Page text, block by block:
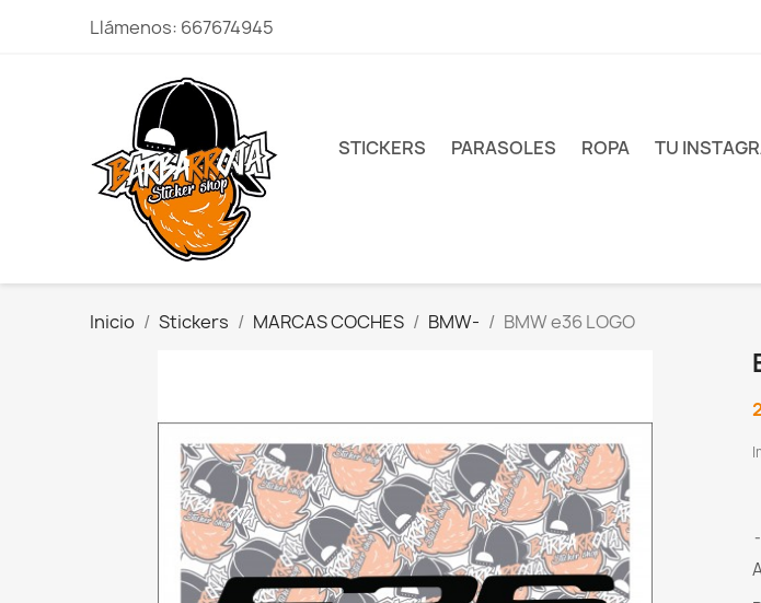
Llámenos: 667674945
STICKERS PARASOLES ROPA TU
Inicio Stickers MARCAS COCHES BMW- BMW e36 LOGO